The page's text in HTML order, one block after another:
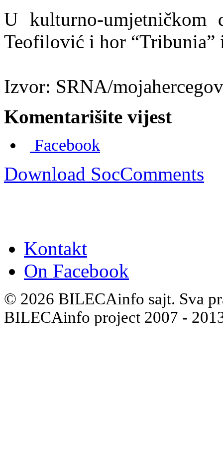
U kulturno-umjetničkom
Teofilović i hor “Tribunia”
Izvor: SRNA/
Komentarišite vijest
Facebook
Download SocComments
Kontakt
On Facebook
© 2026 BILECAinfo sajt. Sva
BILECAinfo project 2007 -